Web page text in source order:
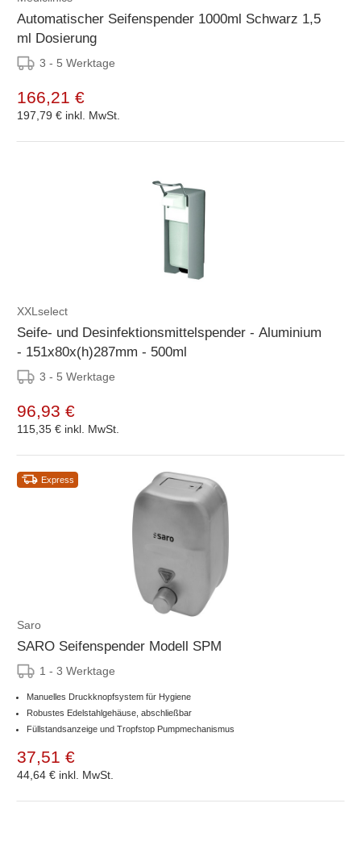
Automatischer Seifenspender 1000ml Schwarz 1,5
ml Dosierung
3 - 5 Werktage
166,21 €
197,79 € inkl. MwSt.
XXLselect
Seife- und Desinfektionsmittelspender - Aluminium
- 151x80x(h)287mm - 500ml
3 - 5 Werktage
96,93 €
115,35 € inkl. MwSt.
Express
Saro
SARO Seifenspender Modell SPM
1 - 3 Werktage
Manuelles Druckknopfsystem für Hygiene
Robustes Edelstahlgehäuse, abschließbar
Füllstandsanzeige und Tropfstop Pumpmechanismus
37,51 €
44,64 € inkl. MwSt.